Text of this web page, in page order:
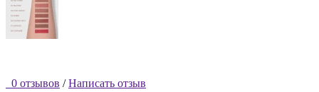
0 отзывов / Написать отзыв